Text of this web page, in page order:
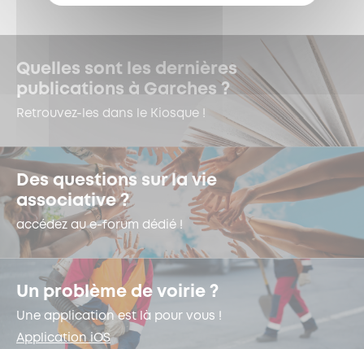
Quelles sont les dernières
publications à Garches ?
Retrouvez-les dans le Kiosque !
Des questions sur la vie
associative ?
accédez au e-forum dédié !
Un problème de voirie ?
Une application est là pour vous !
Application iOS